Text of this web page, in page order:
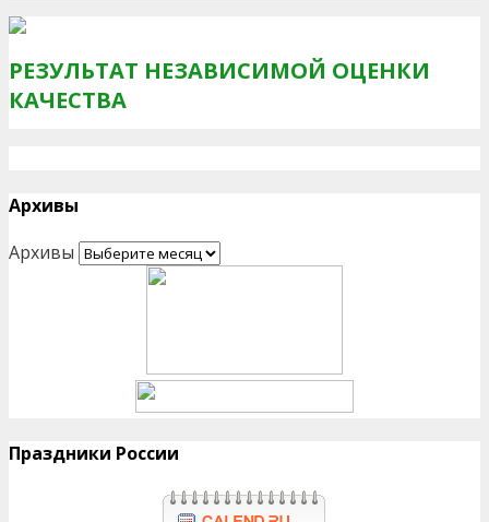
РЕЗУЛЬТАТ НЕЗАВИСИМОЙ ОЦЕНКИ
КАЧЕСТВА
Архивы
Архивы
Праздники России